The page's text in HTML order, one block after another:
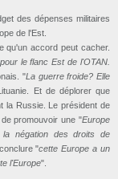
des dépenses militaires
de l'Est.
qu'un accord peut cacher.
le flanc Est de l'OTAN.
"La guerre froide? Elle
Et de déplorer que
la Russie. Le président de
promouvoir une "Europe
la négation des droits de
"cette Europe a un
l'Europe".